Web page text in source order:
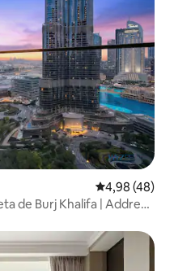
4,98 de
4,98 (48)
de Burj Khalifa | Address
viatgers